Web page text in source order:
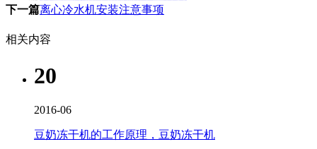
下一篇离心冷水机安装注意事项
相关内容
20
2016-06
豆奶冻干机的工作原理，豆奶冻干机